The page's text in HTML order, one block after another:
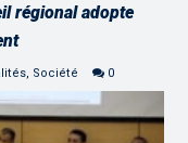
régional adopte
, Société 0